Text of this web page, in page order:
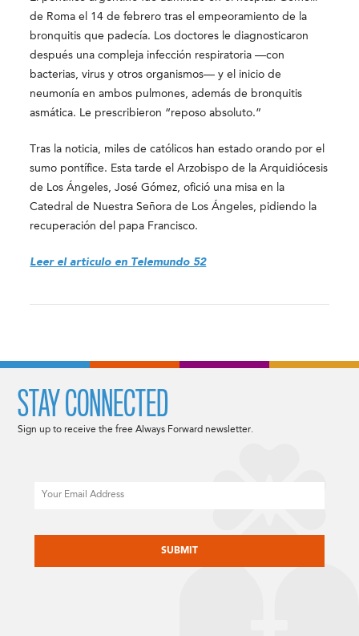
de Roma el 14 de febrero tras el empeoramiento de la
bronquitis que padecía. Los doctores le diagnosticaron
después una compleja infección respiratoria —con
bacterias, virus y otros organismos— y el inicio de
neumonía en ambos pulmones, además de bronquitis
asmática. Le prescribieron “reposo absoluto.”
Tras la noticia, miles de católicos han estado orando por el
sumo pontífice. Esta tarde el Arzobispo de la Arquidiócesis
de Los Ángeles, José Gómez, ofició una misa en la
Catedral de Nuestra Señora de Los Ángeles, pidiendo la
recuperación del papa Francisco.
Leer el articulo en Telemundo 52
STAY CONNECTED
Sign up to receive the free Always Forward newsletter.